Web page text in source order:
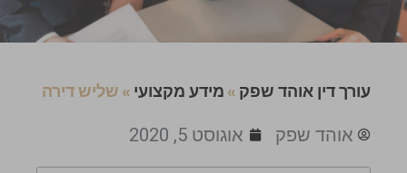
עורך דין אוהד שפק » מידע מקצועי » שליש דירה
אוהד שפק אוגוסט 5, 2020